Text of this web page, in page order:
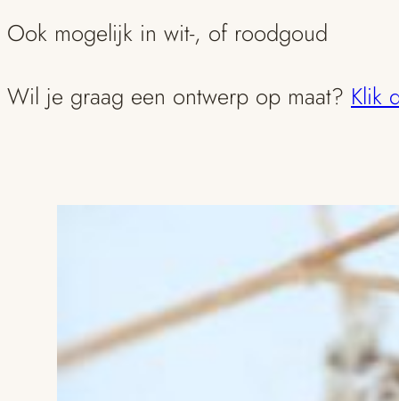
Ook mogelijk in wit-, of roodgoud
Wil je graag een ontwerp op maat? Klik